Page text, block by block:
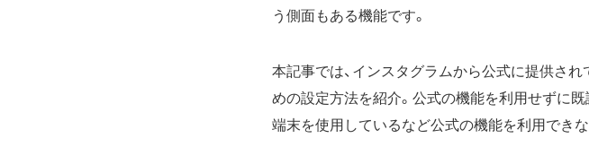
う側面もある機能です。
本記事では、インスタグラムから公式に提供さ
めの設定方法を紹介。公式の機能を利用せずに
端末を使用しているなど公式の機能を利用でき